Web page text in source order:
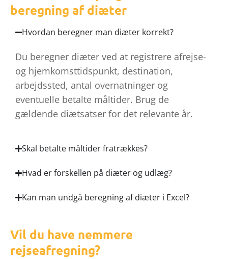
beregning af diæter
Hvordan beregner man diæter korrekt?
Du beregner diæter ved at registrere afrejse-
og hjemkomsttidspunkt, destination,
arbejdssted, antal overnatninger og
eventuelle betalte måltider. Brug de
gældende diætsatser for det relevante år.
Skal betalte måltider fratrækkes?
Hvad er forskellen på diæter og udlæg?
Kan man undgå beregning af diæter i Excel?
Vil du have nemmere
rejseafregning?